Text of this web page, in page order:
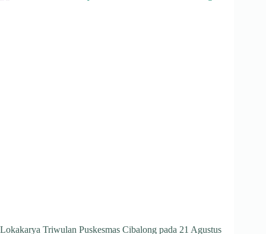
Lokakarya Triwulan Puskesmas Cibalong pada 21 Agustus